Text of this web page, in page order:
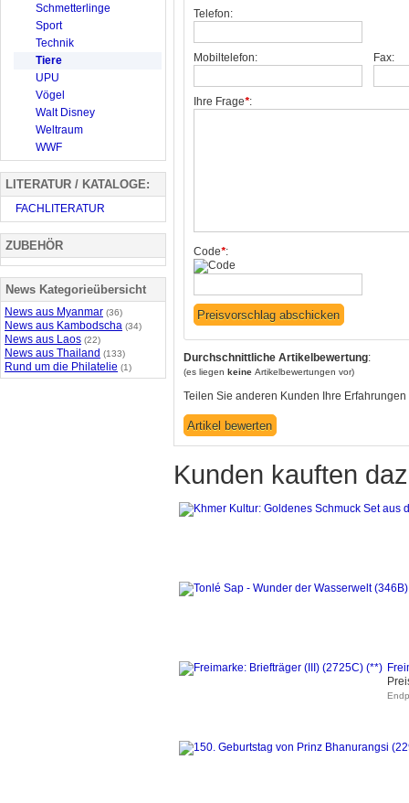
Telefon:
Mobiltelefon: Fax:
Ihre Frage*:
Code*:
Durchschnittliche Artikelbewertung:
(es liegen keine Artikelbewertungen vor)
Teilen Sie anderen Kunden Ihre Erfahrungen
Kunden kauften
Schmetterlinge
Sport
Technik
Tiere
UPU
Vögel
Walt Disney
Weltraum
WWF
LITERATUR / KATALOGE:
FACHLITERATUR
ZUBEHÖR
News Kategorieübersicht
News aus Myanmar (36)
News aus Kambodscha (34)
News aus Laos (22)
News aus Thailand (133)
Rund um die Philatelie (1)